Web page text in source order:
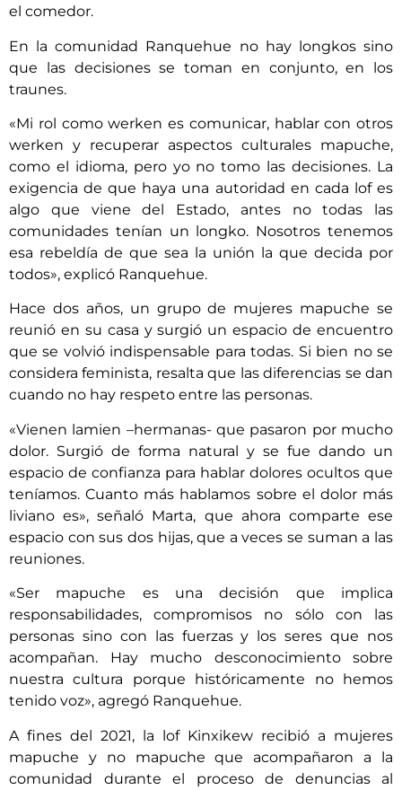
el comedor.
En la comunidad Ranquehue no hay longkos sino
que las decisiones se toman en conjunto, en los
traunes.
«Mi rol como werken es comunicar, hablar con otros
werken y recuperar aspectos culturales mapuche,
como el idioma, pero yo no tomo las decisiones. La
exigencia de que haya una autoridad en cada lof es
algo que viene del Estado, antes no todas las
comunidades tenían un longko. Nosotros tenemos
esa rebeldía de que sea la unión la que decida por
todos», explicó Ranquehue.
Hace dos años, un grupo de mujeres mapuche se
reunió en su casa y surgió un espacio de encuentro
que se volvió indispensable para todas. Si bien no se
considera feminista, resalta que las diferencias se dan
cuando no hay respeto entre las personas.
«Vienen lamien –hermanas- que pasaron por mucho
dolor. Surgió de forma natural y se fue dando un
espacio de confianza para hablar dolores ocultos que
teníamos. Cuanto más hablamos sobre el dolor más
liviano es», señaló Marta, que ahora comparte ese
espacio con sus dos hijas, que a veces se suman a las
reuniones.
«Ser mapuche es una decisión que implica
responsabilidades, compromisos no sólo con las
personas sino con las fuerzas y los seres que nos
acompañan. Hay mucho desconocimiento sobre
nuestra cultura porque históricamente no hemos
tenido voz», agregó Ranquehue.
A fines del 2021, la lof Kinxikew recibió a mujeres
mapuche y no mapuche que acompañaron a la
comunidad durante el proceso de denuncias al